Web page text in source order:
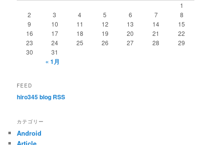
1
2
3 4 5 6 7
8
9
10 11 12 13 14
15
16
17 18 19 20 21
22
23
24 25 26 27 28
29
30
31
« 1月
FEED
hiro345 blog RSS
カテゴリー
Android
Article